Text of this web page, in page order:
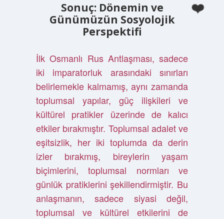
Sonuç: Dönemin ve
Günümüzün Sosyolojik
Perspektifi
İlk Osmanlı Rus Antlaşması, sadece
iki imparatorluk arasındaki sınırları
belirlemekle kalmamış, aynı zamanda
toplumsal yapılar, güç ilişkileri ve
kültürel pratikler üzerinde de kalıcı
etkiler bırakmıştır. Toplumsal adalet ve
eşitsizlik, her iki toplumda da derin
izler bırakmış, bireylerin yaşam
biçimlerini, toplumsal normları ve
günlük pratiklerini şekillendirmiştir. Bu
anlaşmanın, sadece siyasi değil,
toplumsal ve kültürel etkilerini de